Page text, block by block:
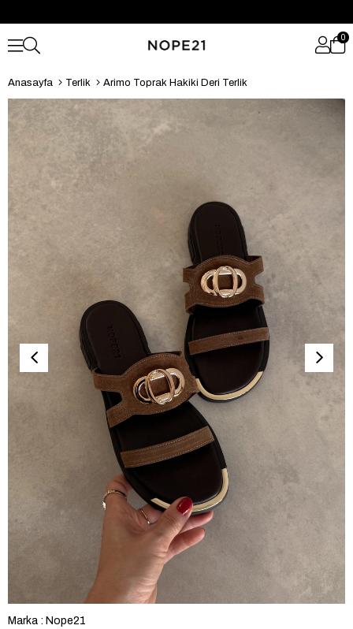
0
Anasayfa Terlik Arimo Toprak Hakiki Deri Terlik
Marka : Nope21